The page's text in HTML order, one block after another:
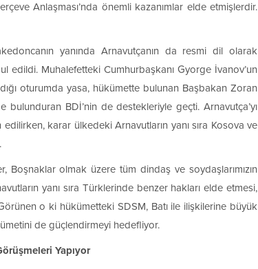
Anlaşması’nda önemli kazanımlar elde etmişlerdir.
yanında Arnavutçanın da resmi dil olarak
edildi. Muhalefetteki Cumhurbaşkanı Gyorge İvanov’un
oturumda yasa, hükümette bulunan Başbakan Zoran
BDİ’nin de destekleriyle geçti. Arnavutça’yı
karar ülkedeki Arnavutların yanı sıra Kosova ve
olmak üzere tüm dindaş ve soydaşlarımızın
yanı sıra Türklerinde benzer hakları elde etmesi,
o ki hükümetteki SDSM, Batı ile ilişkilerine büyük
de güçlendirmeyi hedefliyor.
Yapıyor